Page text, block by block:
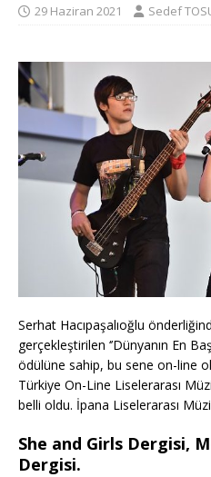
29 Haziran 2021 Sedef
Serhat Hacıpaşalıoğlu
gerçekleştirilen ‘’Dünyanın En
ödülüne sahip, bu sene on-line
Türkiye On-Line Liselerarası
belli oldu. İpana Liselerarası
She and Girls Dergisi,
Dergisi.